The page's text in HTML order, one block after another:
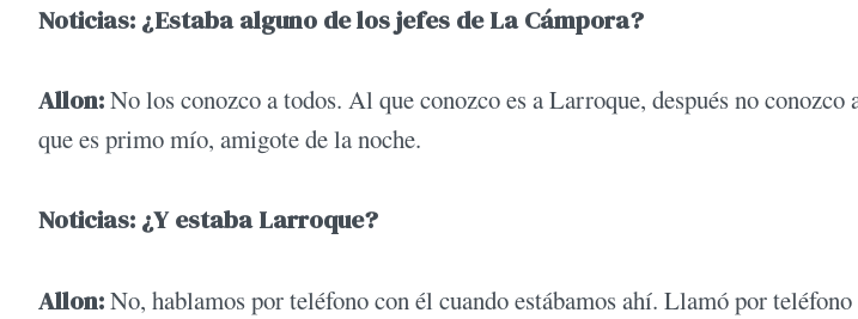
Noticias: ¿Estaba alguno de los jefes de La Cámpora?
Allon:No los conozco a todos. Al que conozco es a Larroque, después no
que es primo mío, amigote de la noche.
Noticias: ¿Y estaba Larroque?
Allon:No, hablamos por teléfono con él cuando estábamos ahí. Llamó por